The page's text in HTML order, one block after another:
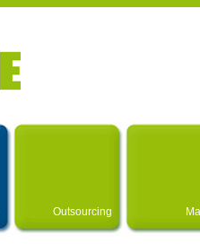
Outsourcing